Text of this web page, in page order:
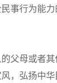
行为能力
母或者其他
，弘扬中